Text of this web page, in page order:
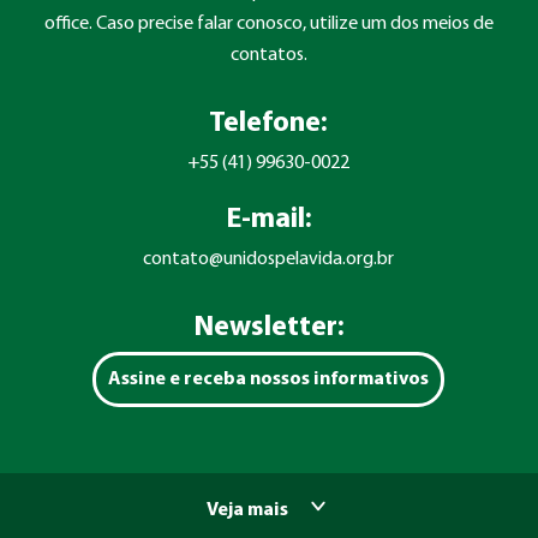
office. Caso precise falar conosco, utilize um dos meios de
contatos.
Telefone:
+55 (41) 99630-0022
E-mail:
contato@unidospelavida.org.br
Newsletter:
Assine e receba nossos informativos
Veja mais